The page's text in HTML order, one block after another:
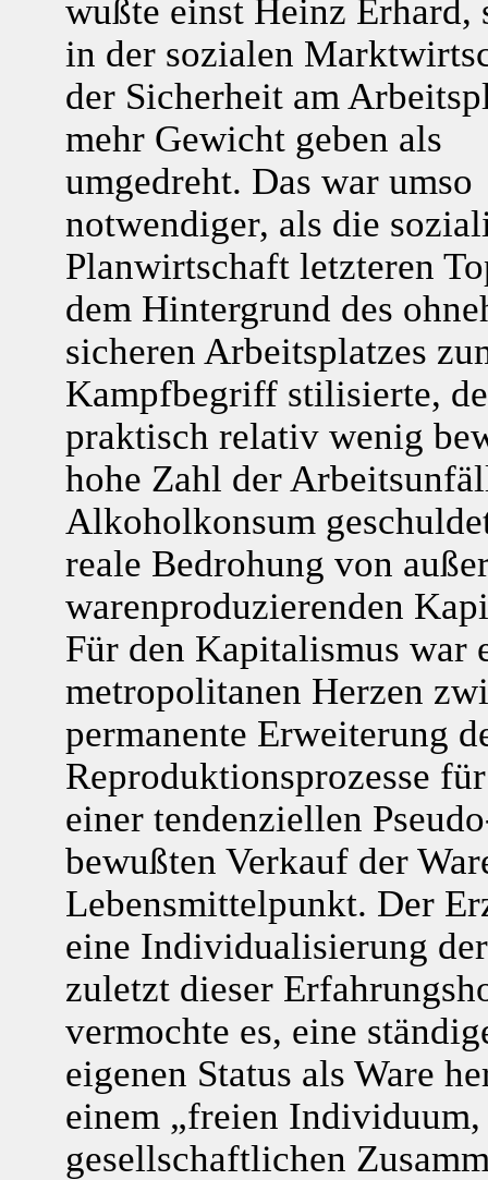
wußte einst Heinz Erhard,
in der sozialen
der Sicherheit am
mehr Gewicht geben als
umgedreht. Das war umso
notwendiger, als die
Planwirtschaft letzteren
dem Hintergrund des
sicheren Arbeitsplatzes
Kampfbegriff stilisierte,
praktisch relativ wenig
hohe Zahl der
Alkoholkonsum
reale Bedrohung von
warenproduzierenden
Für den Kapitalismus war
metropolitanen Herzen
permanente Erweiterung
Reproduktionsprozesse
einer tendenziellen
bewußten Verkauf der
Lebensmittelpunkt. Der
eine Individualisierung
zuletzt dieser
vermochte es, eine
eigenen Status als Ware
einem „freien Individuum,
gesellschaftlichen